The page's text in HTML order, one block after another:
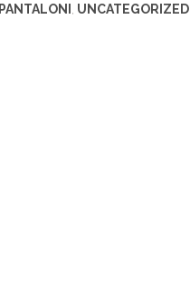
PANTALONI UNCATEGORIZED